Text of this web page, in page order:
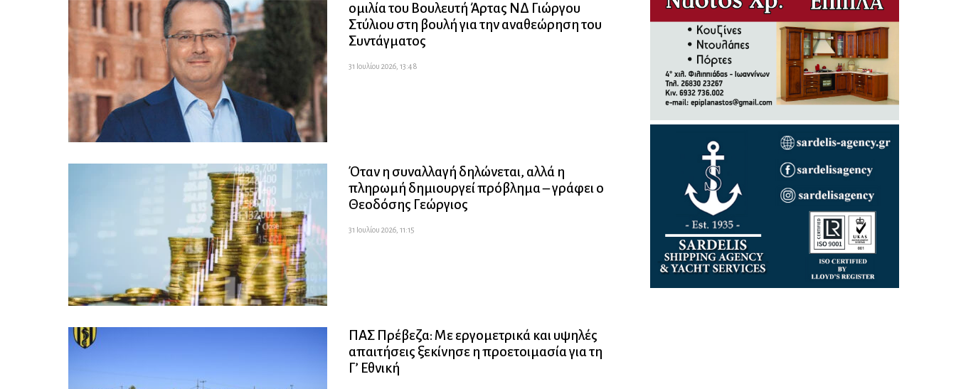
ομιλία του Βουλευτή Άρτας ΝΔ Γιώργου
Στύλιου στη βουλή για την αναθεώρηση του
Συντάγματος
31 Ιουλίου 2026, 13:48
Όταν η συναλλαγή δηλώνεται, αλλά η
πληρωμή δημιουργεί πρόβλημα – γράφει ο
Θεοδόσης Γεώργιος
31 Ιουλίου 2026, 11:15
ΠΑΣ Πρέβεζα: Με εργομετρικά και υψηλές
απαιτήσεις ξεκίνησε η προετοιμασία για τη
Γ’ Εθνική